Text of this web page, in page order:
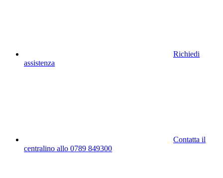
Richiedi
assistenza
Contatta il
centralino allo 0789 849300